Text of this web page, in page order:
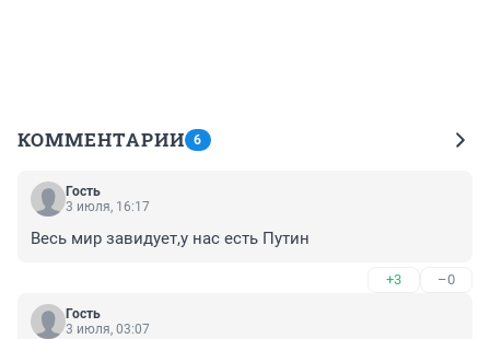
КОММЕНТАРИИ 6
Гость
3 июля, 16:17
Весь мир завидует,у нас есть Путин
+3 –0
Гость
3 июля, 03:07